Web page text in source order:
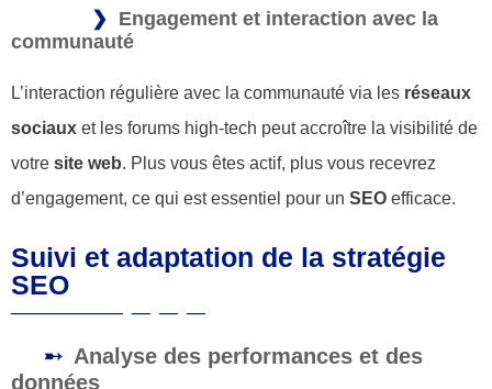
Engagement et interaction avec la
communauté
L’interaction régulière avec la communauté via les réseaux
sociaux et les forums high-tech peut accroître la visibilité de
votre site web. Plus vous êtes actif, plus vous recevrez
d’engagement, ce qui est essentiel pour un SEO efficace.
Suivi et adaptation de la stratégie
SEO
Analyse des performances et des
données